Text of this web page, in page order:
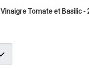
Vinaigre Tomate et Basilic -